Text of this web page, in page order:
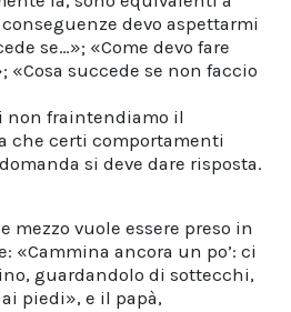
devo aspettarmi
se…»; «Come devo fare
«Cosa succede se non faccio
non fraintendiamo il
che certi comportamenti
si deve dare risposta.
mezzo vuole essere preso in
«Cammina ancora un po’: ci
guardandolo di sottecchi,
piedi», e il papà,